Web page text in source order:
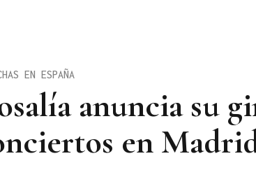
anuncia su
en
EN ESPAÑA